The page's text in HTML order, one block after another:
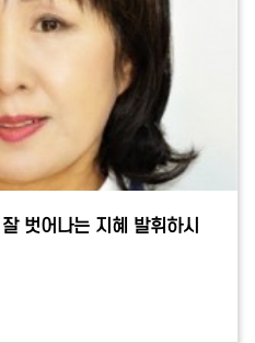
벗어나는 지혜 발휘하시